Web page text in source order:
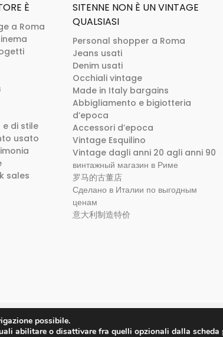
È
a Roma
di stile
usato
sales
SITENNE NON È UN VINTAGE
QUALSIASI
Personal shopper a Roma
Jeans usati
Denim usati
Occhiali vintage
Made in Italy bargains
Abbigliamento e bigiotteria
d’epoca
Accessori d’epoca
Vintage Esquilino
Vintage dagli anni 20 agli anni 90
винтажный магазин в Риме
罗马的古董店
Сделано в Италии по выгодным
ценам
意大利制造特价
possibile.
abilitare o disattivare fra quelli opzionali dalla scheda